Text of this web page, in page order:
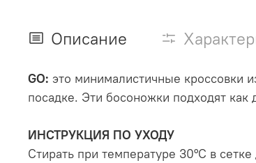
Описание
GO: это минималистичные кроссовки
посадке. Эти босоножки подходят
ИНСТРУКЦИЯ ПО УХОДУ
Стирать при температуре 30°С в